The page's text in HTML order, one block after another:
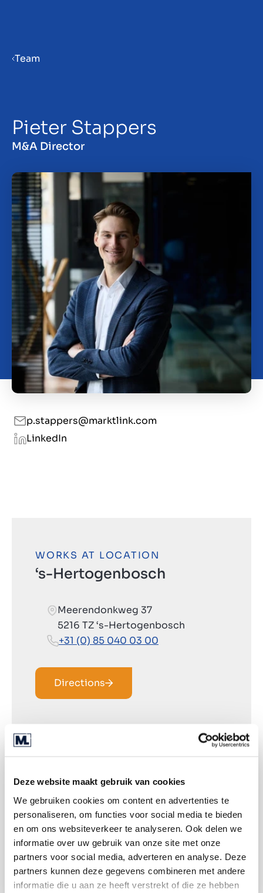
Deze website maakt gebruik van cookies
We gebruiken cookies om content en advertenties te
personaliseren, om functies voor social media te bieden
en om ons websiteverkeer te analyseren. Ook delen we
informatie over uw gebruik van onze site met onze
partners voor social media, adverteren en analyse. Deze
partners kunnen deze gegevens combineren met andere
informatie die u aan ze heeft verstrekt of die ze hebben
Prodaja podjetja
Vpogledi
About us
Contact
SL
Team
Pieter Stappers
M&A Director
p.stappers@marktlink.com
LinkedIn
WORKS AT LOCATION
‘s-Hertogenbosch
Meerendonkweg 37
5216 TZ ‘s-Hertogenbosch
+31 (0) 85 040 03 00
Directions